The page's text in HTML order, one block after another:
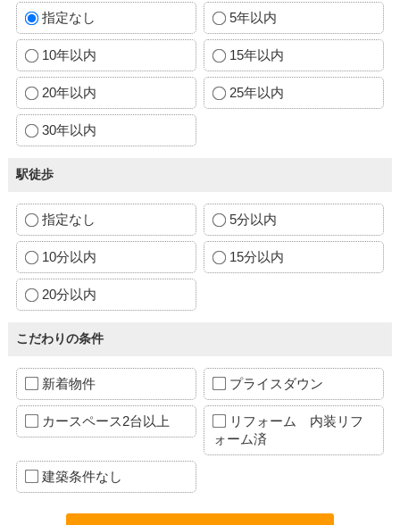
指定なし 5年以内
10年以内 15年以内
20年以内 25年以内
30年以内
駅徒歩
指定なし 5分以内
10分以内 15分以内
20分以内
こだわりの条件
新着物件 プライスダウン
カースペース2台以上
リフォーム 内装リフ
ォーム済
建築条件なし